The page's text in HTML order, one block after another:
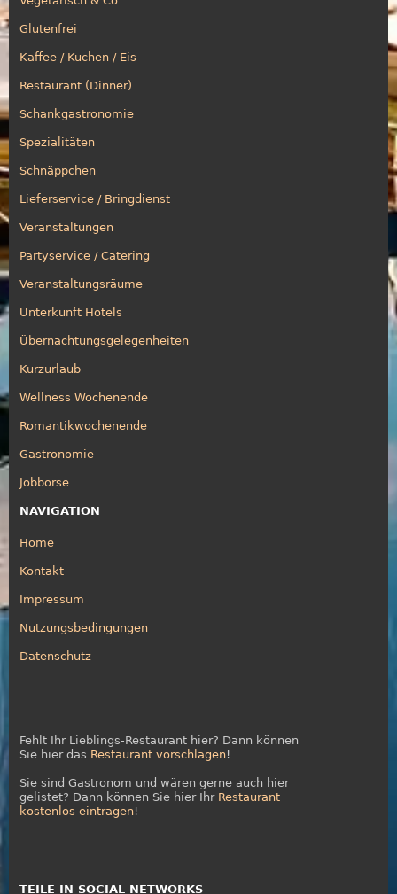
Glutenfrei
Kaffee / Kuchen / Eis
Restaurant (Dinner)
Schankgastronomie
Spezialitäten
Schnäppchen
Lieferservice / Bringdienst
Veranstaltungen
Partyservice / Catering
Veranstaltungsräume
Unterkunft Hotels
Übernachtungsgelegenheiten
Kurzurlaub
Wellness Wochenende
Romantikwochenende
Gastronomie
Jobbörse
NAVIGATION
Home
Kontakt
Impressum
Nutzungsbedingungen
Datenschutz
Fehlt Ihr Lieblings-Restaurant hier? Dann können
Sie hier das Restaurant vorschlagen!
Sie sind Gastronom und wären gerne auch hier
gelistet? Dann können Sie hier Ihr Restaurant
kostenlos eintragen!
TEILE IN SOCIAL NETWORKS